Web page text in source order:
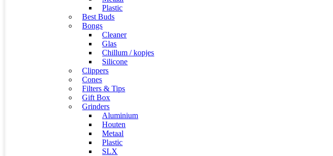
Plastic
Best Buds
Bongs
Cleaner
Glas
Chillum / kopjes
Silicone
Clippers
Cones
Filters & Tips
Gift Box
Grinders
Aluminium
Houten
Metaal
Plastic
SLX